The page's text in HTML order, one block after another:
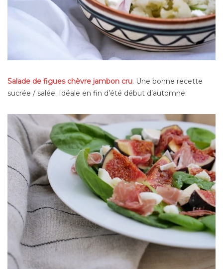
Salade de figues chèvre jambon cru. Une bonne recette
sucrée / salée. Idéale en fin d’été début d’automne.